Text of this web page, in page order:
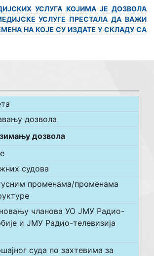
дозвола
дозвола
судова
променама/променама
чланова УО ЈМУ Радио-
и ЈМУ Радио-телевизија
суда по захтевима за
УСЛУГА КОЈИМА ЈЕ ДОЗВОЛА
УСЛУГЕ ПРЕСТАЛА ДА ВАЖИ
НА КОЈЕ СУ ИЗДАТЕ У СКЛАДУ СА